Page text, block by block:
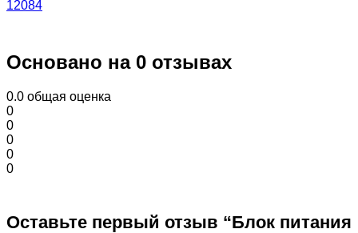
12084
Основано на 0 отзывах
0.0 общая оценка
0
0
0
0
0
Оставьте первый отзыв “Блок питания